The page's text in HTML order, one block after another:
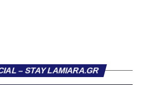
να ανοίξει το σκορ. Στο 26’,
– STAY LAMIARA.GR